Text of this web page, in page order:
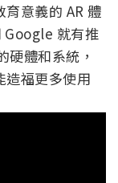
意義的 AR 體
就有推
硬體和系統，
造福更多使用